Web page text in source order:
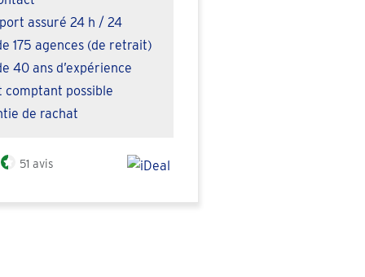
assuré 24 h / 24
175 agences (de retrait)
40 ans d’expérience
comptant possible
de rachat
51 avis